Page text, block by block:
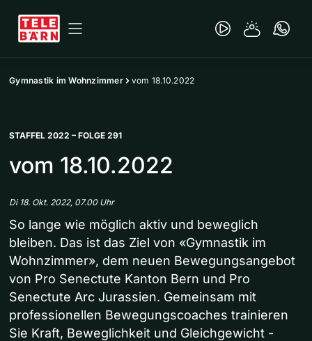
Gymnastik im Wohnzimmer vom 18.10.2022
STAFFEL 2022 – FOLGE 291
vom 18.10.2022
Di 18. Okt. 2022, 07.00 Uhr
So lange wie möglich aktiv und beweglich
bleiben. Das ist das Ziel von «Gymnastik im
Wohnzimmer», dem neuen Bewegungsangebot
von Pro Senectute Kanton Bern und Pro
Senectute Arc Jurassien. Gemeinsam mit
professionellen Bewegungscoaches trainieren
Sie Kraft, Beweglichkeit und Gleichgewicht -